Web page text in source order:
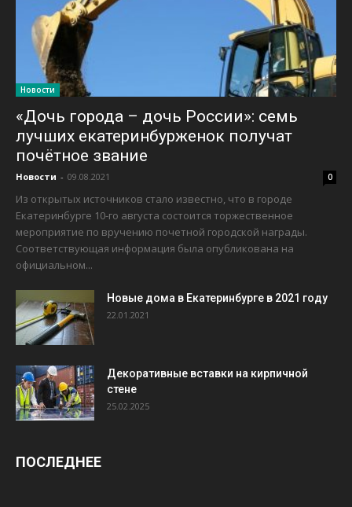
Новости
«Дочь города – дочь России»: семь
лучших екатеринбурженок получат
почётное звание
Новости - 09.08.2021 0
Из открытых источников стало известно, что в городе
Екатеринбурге 10-го августа состоится торжественное
мероприятие по вручению почетной городской награды.
Соответствующая информация была опубликована на
официальном...
Новые дома в Екатеринбурге в 2021 году
22.01.2021
Декоративные вставки на кирпичной
стене
25.02.2025
ПОСЛЕДНЕЕ